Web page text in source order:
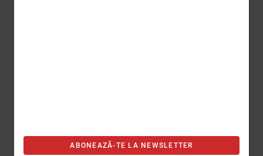
ABONEAZĂ-TE LA NEWSLETTER